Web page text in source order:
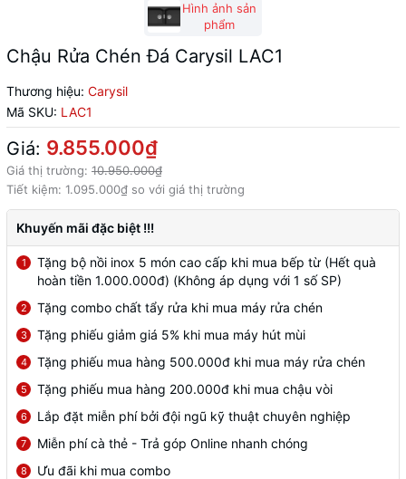
Hình ảnh sản
phẩm
Chậu Rửa Chén Đá Carysil LAC1
Thương hiệu: Carysil
Mã SKU: LAC1
Giá: 9.855.000₫
Giá thị trường: 10.950.000₫
Tiết kiệm: 1.095.000₫ so với giá thị trường
Khuyến mãi đặc biệt !!!
1
Tặng bộ nồi inox 5 món cao cấp khi mua bếp từ (Hết quà
hoàn tiền 1.000.000đ) (Không áp dụng với 1 số SP)
2 Tặng combo chất tẩy rửa khi mua máy rửa chén
3 Tặng phiếu giảm giá 5% khi mua máy hút mùi
4 Tặng phiếu mua hàng 500.000đ khi mua máy rửa chén
5 Tặng phiếu mua hàng 200.000đ khi mua chậu vòi
6 Lắp đặt miễn phí bởi đội ngũ kỹ thuật chuyên nghiệp
7 Miễn phí cà thẻ - Trả góp Online nhanh chóng
8 Ưu đãi khi mua combo